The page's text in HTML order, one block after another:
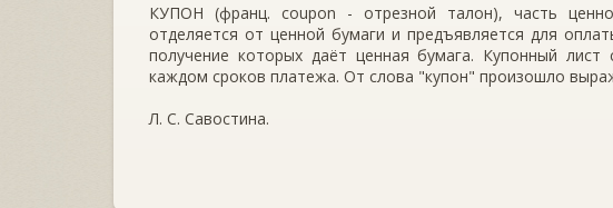
КУПОН (франц. coupon - отрезной талон), часть
отделяется от ценной бумаги и предъявляется для
получение которых даёт ценная бумага. Купонный
каждом сроков платежа. От слова "купон" произошло
Л. С. Савостина.